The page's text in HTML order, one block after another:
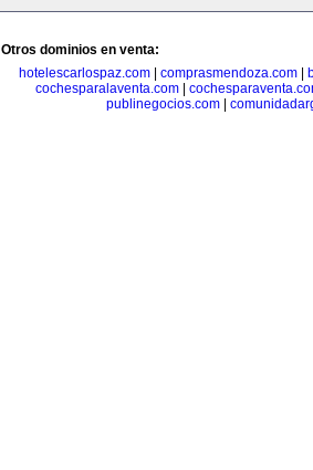
Otros dominios en venta:
hotelescarlospaz.com| comprasmendoza.com|
cochesparalaventa.com
publinegocios.com|